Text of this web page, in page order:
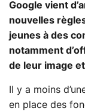
Google vient
nouvelles
jeunes à des
notamment
de leur image
Il y a moins
en place des